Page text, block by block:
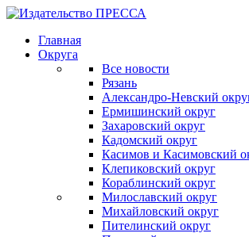
Главная
Округа
Все новости
Рязань
Александро-Невский
Ермишинский округ
Захаровский округ
Кадомский округ
Касимов и Касимовский
Клепиковский округ
Кораблинский округ
Милославский округ
Михайловский округ
Пителинский округ